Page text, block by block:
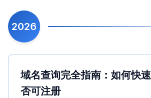
2026
域名查询完全指南：如何快
否可注册